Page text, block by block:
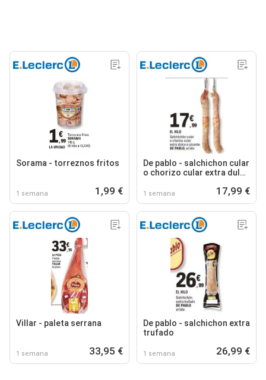
Sorama - torreznos fritos
1 semana 1,99 €
De pablo - salchichon cular
o chorizo cular extra dulce
1 semana 17,99 €
Villar - paleta serrana
1 semana 33,95 €
De pablo - salchichon extra
trufado
1 semana 26,99 €